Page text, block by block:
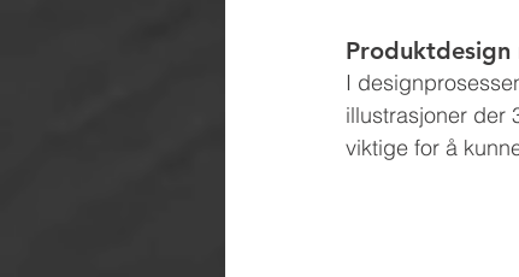
I
illustrasjoner der
viktige for å